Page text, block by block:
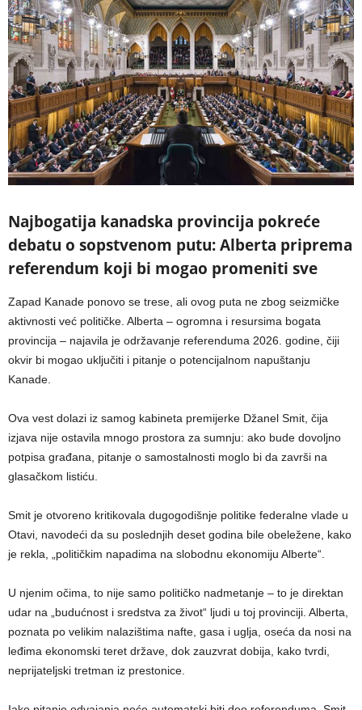
Najbogatija kanadska provincija pokreće
debatu o sopstvenom putu: Alberta priprema
referendum koji bi mogao promeniti sve
Zapad Kanade ponovo se trese, ali ovog puta ne zbog seizmičke
aktivnosti već političke. Alberta – ogromna i resursima bogata
provincija – najavila je održavanje referenduma 2026. godine, čiji
okvir bi mogao uključiti i pitanje o potencijalnom napuštanju
Kanade.
Ova vest dolazi iz samog kabineta premijerke Džanel Smit, čija
izjava nije ostavila mnogo prostora za sumnju: ako bude dovoljno
potpisa građana, pitanje o samostalnosti moglo bi da završi na
glasačkom listiću.
Smit je otvoreno kritikovala dugogodišnje politike federalne vlade u
Otavi, navodeći da su poslednjih deset godina bile obeležene, kako
je rekla, „političkim napadima na slobodnu ekonomiju Alberte“.
U njenim očima, to nije samo političko nadmetanje – to je direktan
udar na „budućnost i sredstva za život“ ljudi u toj provinciji. Alberta,
poznata po velikim nalazištima nafte, gasa i uglja, oseća da nosi na
leđima ekonomski teret države, dok zauzvrat dobija, kako tvrdi,
neprijateljski tretman iz prestonice.